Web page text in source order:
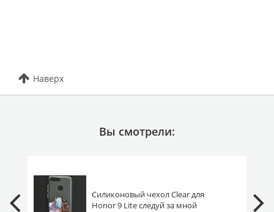
Наверх
Вы смотрели:
Силиконовый чехол Clear для
Honor 9 Lite следуй за мной